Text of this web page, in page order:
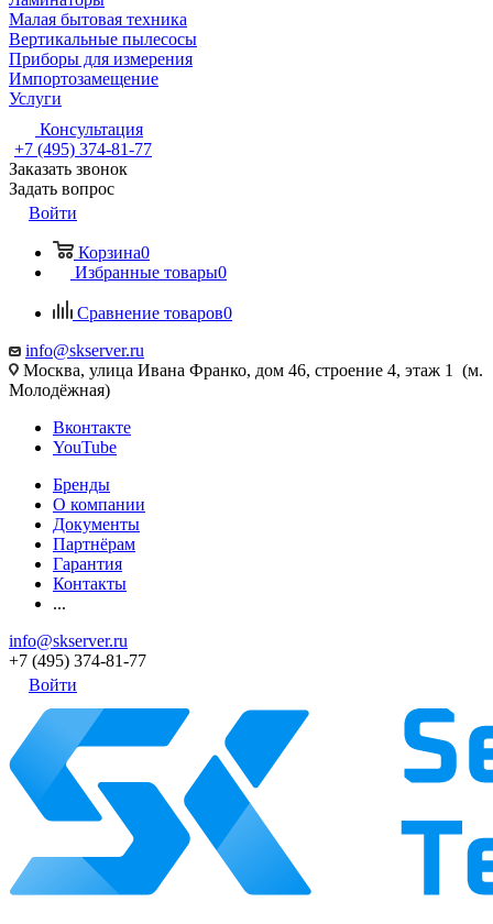
Малая бытовая техника
Вертикальные пылесосы
Приборы для измерения
Импортозамещение
Услуги
Консультация
+7 (495) 374-81-77
Заказать звонок
Задать вопрос
Войти
Корзина0
Избранные товары0
Сравнение товаров0
info@skserver.ru
Москва, улица Ивана Франко, дом 46, строение 4, этаж 1 (м.
Молодёжная)
Вконтакте
YouTube
Бренды
О компании
Документы
Партнёрам
Гарантия
Контакты
...
info@skserver.ru
+7 (495) 374-81-77
Войти